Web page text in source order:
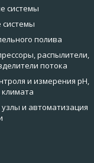
системы
полива
распылители,
потока
и измерения pH,
климата
и автоматизация